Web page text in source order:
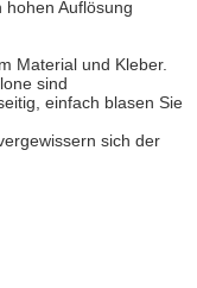
Auflösung
Material und Kleber.
sind
einfach blasen Sie
sich der